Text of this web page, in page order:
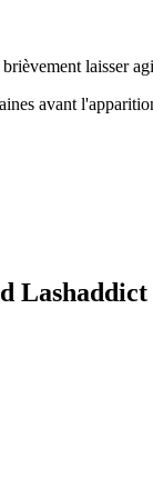
laisser
avant